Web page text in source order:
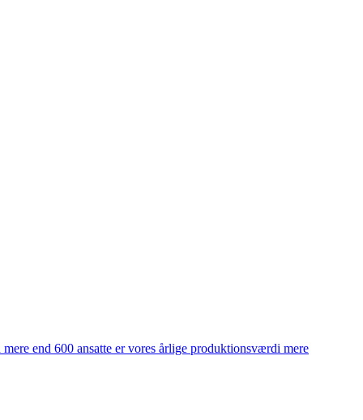
end 600 ansatte er vores årlige produktionsværdi mere